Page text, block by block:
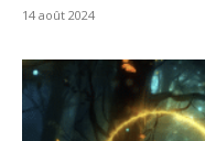
14 août 2024